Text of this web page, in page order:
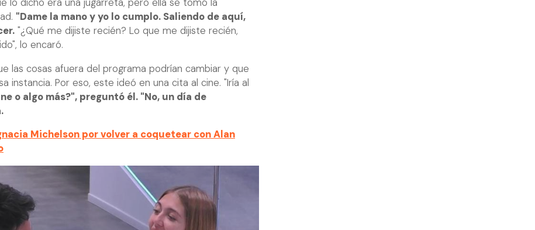
lo dicho era una jugarreta, pero ella se tomó la
"Dame la mano y yo lo cumplo. Saliendo de aquí,
"¿Qué me dijiste recién? Lo que me dijiste recién,
lo encaró.
las cosas afuera del programa podrían cambiar y que
instancia. Por eso, este ideó en una cita al cine. "Iría al
o algo más?", preguntó él. "No, un día de
Michelson por volver a coquetear con Alan